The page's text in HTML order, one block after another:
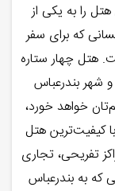
هتل را به یکی از
که برای سفر
هتل چهار ستاره
شهر بندرعباس
خواهد خورد،
کیفیت‌ترین هتل
تفریحی، تجاری
که به بندرعباس